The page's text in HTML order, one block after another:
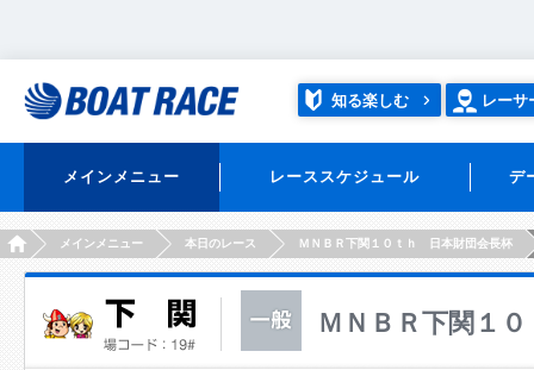
知る楽しむ レーサ
メインメニュー レーススケジュール デ
HOMEメインメニュー 本日のレース ＭＮＢＲ下関１０ｔｈ 日本財団会長杯
ＭＮＢＲ下関１